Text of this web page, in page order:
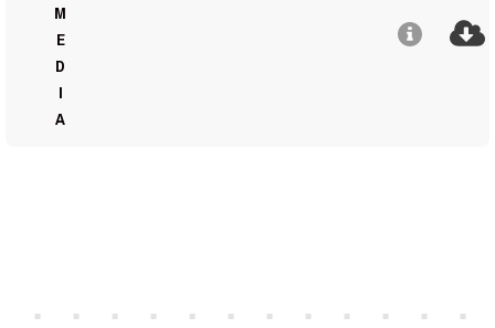
M
E
D
I
A